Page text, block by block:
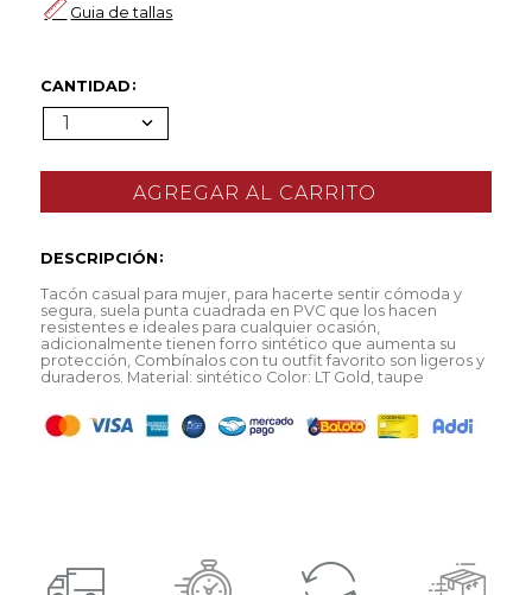
Guia de tallas
CANTIDAD
1
DESCRIPCIÓN
Tacón casual para mujer, para hacerte sentir cómoda y
segura, suela punta cuadrada en PVC que los hacen
resistentes e ideales para cualquier ocasión,
adicionalmente tienen forro sintético que aumenta su
protección, Combínalos con tu outfit favorito son ligeros y
duraderos. Material: sintético Color: LT Gold, taupe